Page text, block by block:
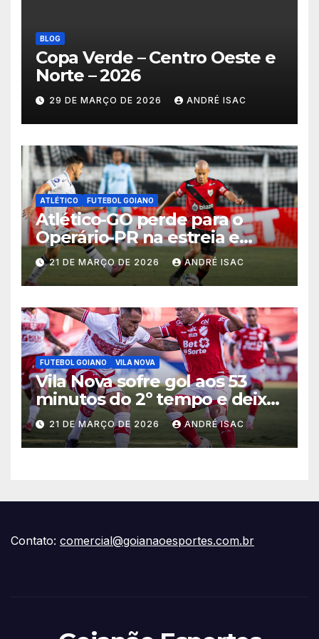
BLOG
Copa Verde – Centro Oeste e
Norte – 2026
29 DE MARÇO DE 2026 ANDRÉ ISAC
ATLÉTICO FUTEBOL GOIANO
Atlético-GO perde para o
Operário-PR na estreia e
começa sob pressão a Série B
2026
21 DE MARÇO DE 2026 ANDRÉ ISAC
FUTEBOL GOIANO VILA NOVA
Vila Nova sofre gol aos 53
minutos do 2º tempo e deixa
vitória escapar na estreia da
Série B
21 DE MARÇO DE 2026 ANDRÉ ISAC
Contato: comercial@goianaoesportes.com.br